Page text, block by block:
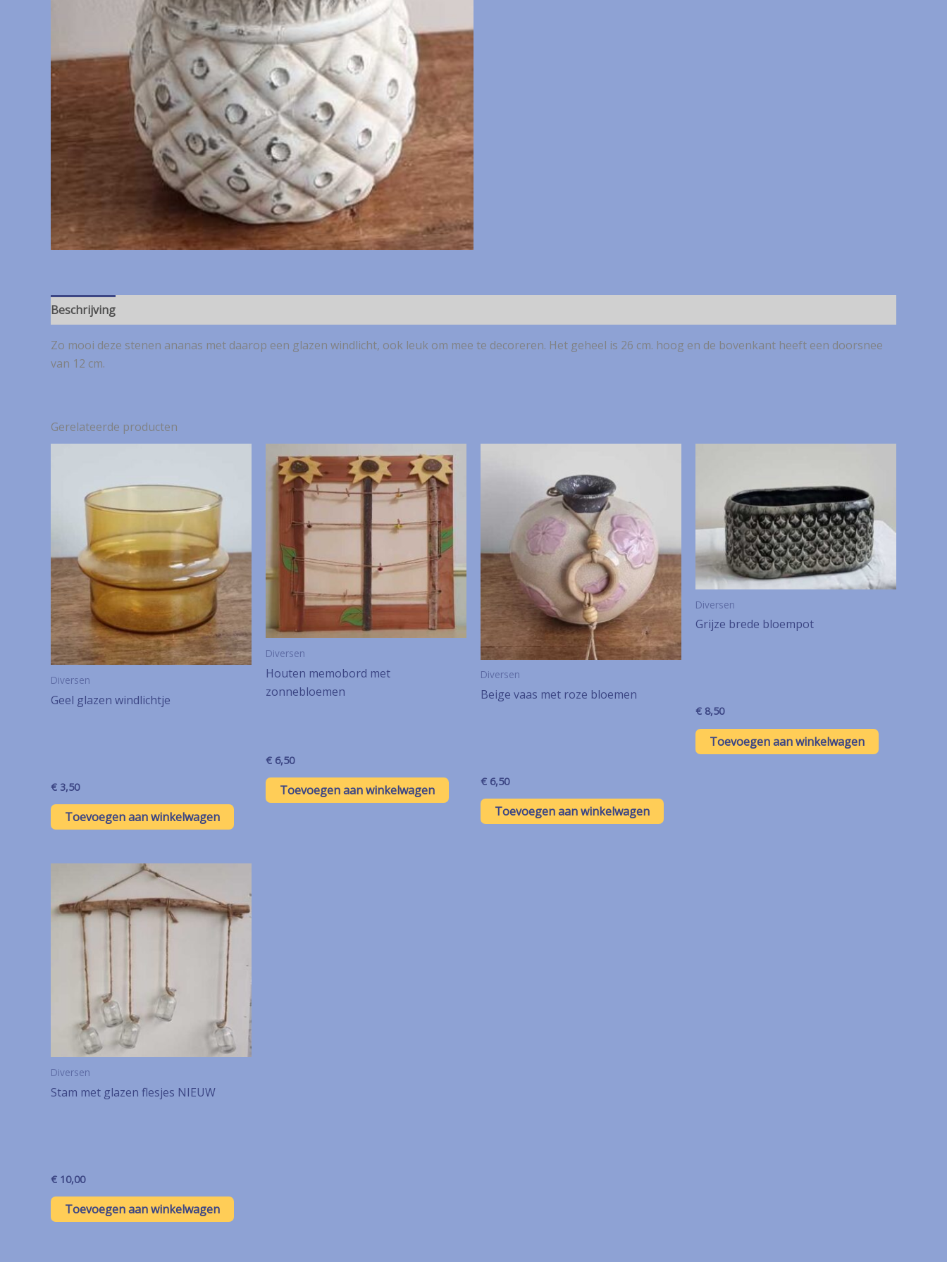
Beschrijving
Zo mooi deze stenen ananas met daarop een glazen windlicht, ook leuk om mee te decoreren. Het geheel is 26 cm. hoog en de bovenkant heeft een doorsnee
van 12 cm.
Gerelateerde producten
Diversen
Geel glazen windlichtje
€ 3,50
Toevoegen aan winkelwagen
Diversen
Houten memobord met
zonnebloemen
€ 6,50
Toevoegen aan winkelwagen
Diversen
Beige vaas met roze bloemen
€ 6,50
Toevoegen aan winkelwagen
Diversen
Grijze brede bloempot
€ 8,50
Toevoegen aan winkelwagen
Diversen
Stam met glazen flesjes NIEUW
€ 10,00
Toevoegen aan winkelwagen